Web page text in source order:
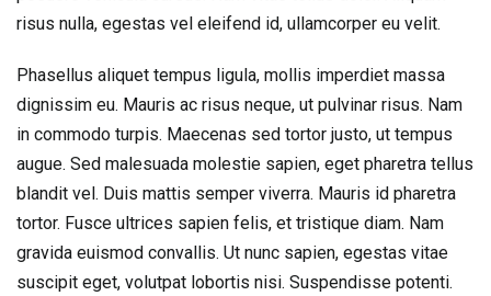
risus nulla, egestas vel eleifend id, ullamcorper eu velit.
Phasellus aliquet tempus ligula, mollis imperdiet massa
dignissim eu. Mauris ac risus neque, ut pulvinar risus. Nam
in commodo turpis. Maecenas sed tortor justo, ut tempus
augue. Sed malesuada molestie sapien, eget pharetra tellus
blandit vel. Duis mattis semper viverra. Mauris id pharetra
tortor. Fusce ultrices sapien felis, et tristique diam. Nam
gravida euismod convallis. Ut nunc sapien, egestas vitae
suscipit eget, volutpat lobortis nisi. Suspendisse potenti.